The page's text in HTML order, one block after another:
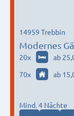
Modernes
14959 Trebbin
20x ab
70x ab
Mind. 4 Nächte